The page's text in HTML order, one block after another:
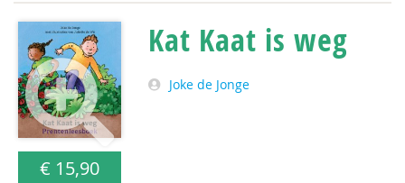
€ 15,90
Kat Kaat is weg
Joke de Jonge